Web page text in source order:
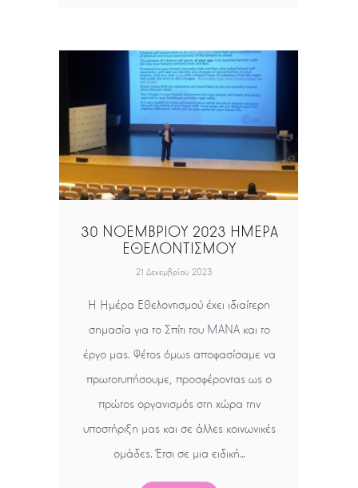
30 ΝΟΕΜΒΡΙΟΥ 2023 ΗΜΕΡΑ
ΕΘΕΛΟΝΤΙΣΜΟΥ
21 Δεκεμβρίου 2023
H Ημέρα Εθελοντισμού έχει ιδιαίτερη
σημασία για το Σπίτι του ΜΑΝΑ και το
έργο μας. Φέτος όμως αποφασίσαμε να
πρωτοτυπήσουμε, προσφέροντας ως ο
πρώτος οργανισμός στη χώρα την
υποστήριξη μας και σε άλλες κοινωνικές
ομάδες. Έτσι σε μια ειδική…